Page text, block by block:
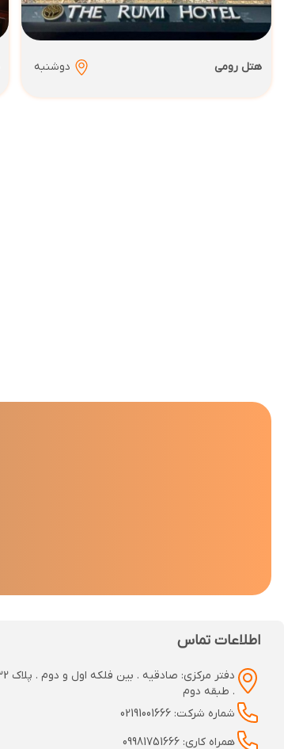
هتل رومی دوشنبه
اطلاعات تماس
. طبقه دوم
شماره شرکت: 02191001666
همراه کاری: 09981751666